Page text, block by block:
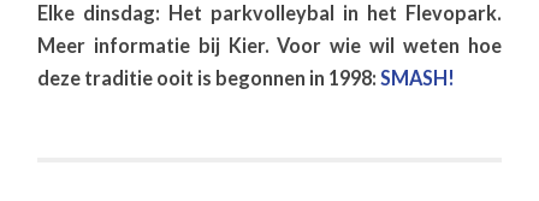
Elke dinsdag: Het parkvolleybal in het Flevopark.
Meer informatie bij Kier. Voor wie wil weten hoe
deze traditie ooit is begonnen in 1998:SMASH!